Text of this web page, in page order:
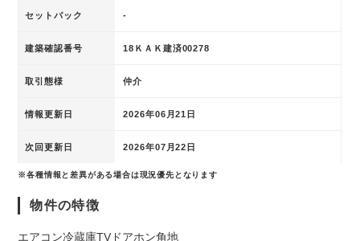
セットバック -
建築確認番号 18ＫＡＫ建済00278
取引態様 仲介
情報更新日 2026年06月21日
次回更新日 2026年07月22日
※各種情報と差異がある場合は現況優先となります
物件の特徴
エアコン冷蔵庫TVドアホン角地